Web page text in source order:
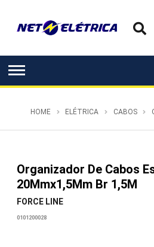
HOME ELÉTRICA CABOS
Organizador De Cabos
20Mmx1,5Mm Br 1,5M
FORCE LINE
0101200028